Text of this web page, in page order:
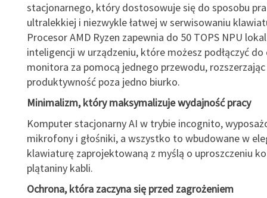
stacjonarnego, który dostosowuje się do sposobu
ultralekkiej i niezwykle łatwej w serwisowaniu
Procesor AMD Ryzen zapewnia do 50 TOPS NPU
inteligencji w urządzeniu, które możesz podłączyć
monitora za pomocą jednego przewodu, rozszerzając
produktywność poza jedno biurko.
Minimalizm, który maksymalizuje wydajność pracy
Komputer stacjonarny AI w trybie incognito,
mikrofony i głośniki, a wszystko to wbudowane w
klawiaturę zaprojektowaną z myślą o uproszczeniu
plątaniny kabli.
Ochrona, która zaczyna się przed zagrożeniem